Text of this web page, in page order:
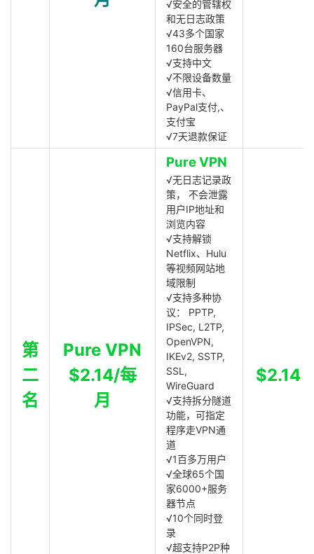
√安全的管辖权
和无日志政策
√43多个国家
160台服务器
√支持中文
√不限设备数量
√信用卡、
PayPal支付,、
支付宝
√7天退款保证
第
二
名
Pure VPN
$2.14/每
月
Pure VPN
√无日志记录政
策， 不会泄露
用户IP地址和
浏览内容
√支持解锁
Netflix、Hulu
等视频网站地
域限制
√支持多种协
议： PPTP,
IPSec, L2TP,
OpenVPN,
IKEv2, SSTP,
SSL,
WireGuard
√支持拆分隧道
功能，可指定
程序走VPN通
道
√1百多万用户
√全球65个国
家6000+服务
器节点
√10个同时登
录
√超支持P2P种
$2.14